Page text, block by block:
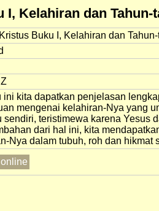
Kelahiran dan
Buku I, Kelahiran dan
ini kita dapatkan penjelasan
mengenai kelahiran-Nya yang
sendiri, teristimewa karena Yesus
dari hal ini, kita
Nya dalam tubuh, roh dan